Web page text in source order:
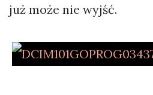
już może nie wyjść.